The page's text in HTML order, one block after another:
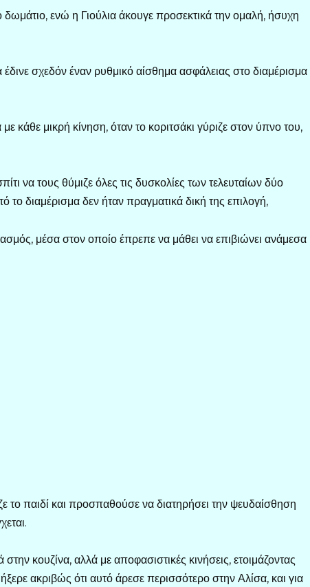
ενώ η Γιούλια άκουγε προσεκτικά την ομαλή, ήσυχη
σχεδόν έναν ρυθμικό αίσθημα ασφάλειας στο διαμέρισμα
κάθε μικρή κίνηση, όταν το κοριτσάκι γύριζε στον ύπνο του,
να τους θύμιζε όλες τις δυσκολίες των τελευταίων δύο
το διαμέρισμα δεν ήταν πραγματικά δική της επιλογή,
μέσα στον οποίο έπρεπε να μάθει να επιβιώνει ανάμεσα
το παιδί και προσπαθούσε να διατηρήσει την ψευδαίσθηση
κουζίνα, αλλά με αποφασιστικές κινήσεις, ετοιμάζοντας
ακριβώς ότι αυτό άρεσε περισσότερο στην Αλίσα, και για